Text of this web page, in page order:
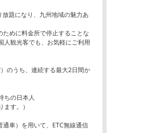
題になり、九州地域の魅力あ
めに料金所で停止することな
人観光客でも、お気軽にご利用
のうち、連続する最大2日間か
ちの日本人
す。）
車）を用いて、ETC無線通信